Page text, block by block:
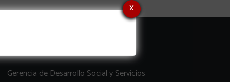
x
Gerencia de Desarrollo Social y Servicios